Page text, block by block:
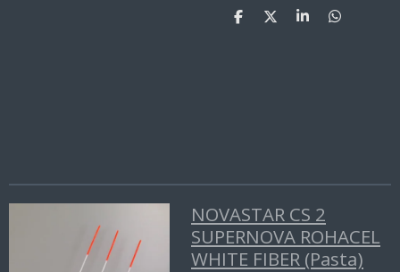
D
D
S
D
NOVASTAR CS 2
SUPERNOVA ROHACEL
WHITE FIBER (Pasta)